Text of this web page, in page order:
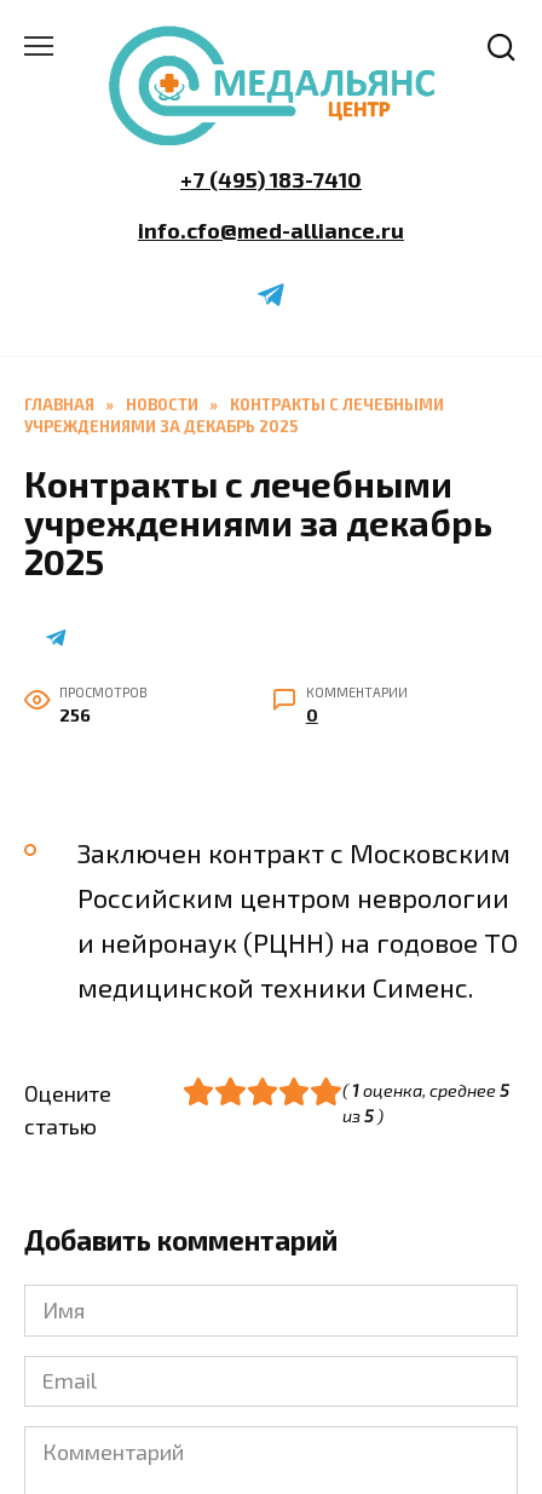
содержанию
+7 (495) 183-7410
info.cfo@med-alliance.ru
ГЛАВНАЯ » НОВОСТИ »
КОНТРАКТЫ С ЛЕЧЕБНЫМИ
УЧРЕЖДЕНИЯМИ ЗА ДЕКАБРЬ 2025
Контракты с лечебными
учреждениями за декабрь
2025
ПРОСМОТРОВ
256
КОММЕНТАРИИ
0
Заключен контракт с Московским
Российским центром неврологии
и нейронаук (РЦНН) на годовое ТО
медицинской техники Сименс.
Оцените
статью
(1оценка, среднее5
из5)
Добавить комментарий
Имя
*
Email
*
Комментарий